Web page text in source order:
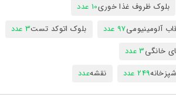
بلوک ظروف غذا خوری10 عدد
آلومینیومی97 عدد بلوک اتوکد تست3 عدد
خانگی3 عدد
249 عدد نقشهعدد